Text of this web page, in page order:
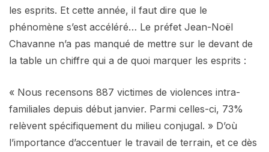
les esprits. Et cette année, il faut dire que le
phénomène s’est accéléré… Le préfet Jean-Noël
Chavanne n’a pas manqué de mettre sur le devant de
la table un chiffre qui a de quoi marquer les esprits :
« Nous recensons 887 victimes de violences intra-
familiales depuis début janvier. Parmi celles-ci, 73%
relèvent spécifiquement du milieu conjugal. » D’où
l’importance d’accentuer le travail de terrain, et ce dès